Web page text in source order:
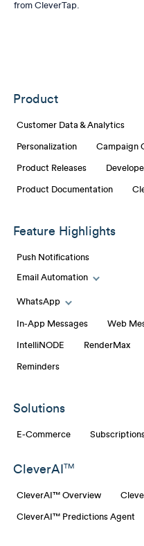
from CleverTap.
Product
Customer Data & Analytics
Personalization Campaign
Product Releases
Product Documentation
Feature Highlights
Push Notifications
Email Automation
Toggle
WhatsApp
Toggle
In-App Messages Web
IntelliNODE RenderMax
Reminders
Solutions
E-Commerce
CleverAI TM
CleverAI™ Overview
CleverAI™ Predictions Agent